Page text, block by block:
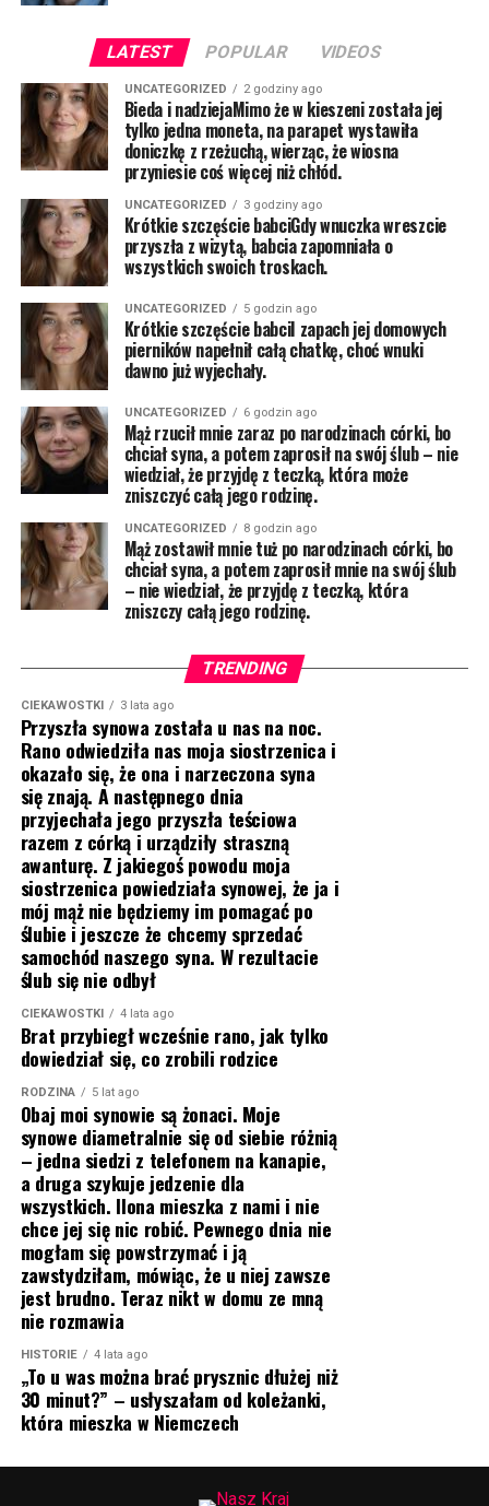
LATEST POPULAR VIDEOS
UNCATEGORIZED 2 godziny ago
Bieda i nadziejaMimo że w kieszeni została jej
tylko jedna moneta, na parapet wystawiła
doniczkę z rzeżuchą, wierząc, że wiosna
przyniesie coś więcej niż chłód.
UNCATEGORIZED 3 godziny ago
Krótkie szczęście babciGdy wnuczka wreszcie
przyszła z wizytą, babcia zapomniała o
wszystkich swoich troskach.
UNCATEGORIZED 5 godzin ago
Krótkie szczęście babciI zapach jej domowych
pierników napełnił całą chatkę, choć wnuki
dawno już wyjechały.
UNCATEGORIZED 6 godzin ago
Mąż rzucił mnie zaraz po narodzinach córki, bo
chciał syna, a potem zaprosił na swój ślub – nie
wiedział, że przyjdę z teczką, która może
zniszczyć całą jego rodzinę.
UNCATEGORIZED 8 godzin ago
Mąż zostawił mnie tuż po narodzinach córki, bo
chciał syna, a potem zaprosił mnie na swój ślub
– nie wiedział, że przyjdę z teczką, która
zniszczy całą jego rodzinę.
TRENDING
CIEKAWOSTKI 3 lata ago
Przyszła synowa została u nas na noc.
Rano odwiedziła nas moja siostrzenica i
okazało się, że ona i narzeczona syna
się znają. A następnego dnia
przyjechała jego przyszła teściowa
razem z córką i urządziły straszną
awanturę. Z jakiegoś powodu moja
siostrzenica powiedziała synowej, że ja i
mój mąż nie będziemy im pomagać po
ślubie i jeszcze że chcemy sprzedać
samochód naszego syna. W rezultacie
ślub się nie odbył
CIEKAWOSTKI 4 lata ago
Brat przybiegł wcześnie rano, jak tylko
dowiedział się, co zrobili rodzice
RODZINA 5 lat ago
Obaj moi synowie są żonaci. Moje
synowe diametralnie się od siebie różnią
– jedna siedzi z telefonem na kanapie,
a druga szykuje jedzenie dla
wszystkich. Ilona mieszka z nami i nie
chce jej się nic robić. Pewnego dnia nie
mogłam się powstrzymać i ją
zawstydziłam, mówiąc, że u niej zawsze
jest brudno. Teraz nikt w domu ze mną
nie rozmawia
HISTORIE 4 lata ago
„To u was można brać prysznic dłużej niż
30 minut?” – usłyszałam od koleżanki,
która mieszka w Niemczech